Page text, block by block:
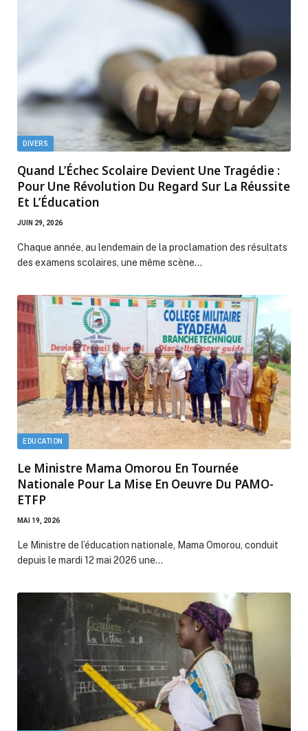
DIVERS
Quand L’Échec Scolaire Devient Une Tragédie :
Pour Une Révolution Du Regard Sur La Réussite
Et L’Éducation
JUIN 29, 2026
Chaque année, au lendemain de la proclamation des résultats
des examens scolaires, une même scène…
EDUCATION
Le Ministre Mama Omorou En Tournée
Nationale Pour La Mise En Oeuvre Du PAMO-
ETFP
MAI 19, 2026
Le Ministre de l’éducation nationale, Mama Omorou, conduit
depuis le mardi 12 mai 2026 une…